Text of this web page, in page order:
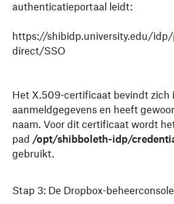
authenticatieportaal leidt:
https://shibidp.university.edu/
direct/SSO
Het X.509-certificaat bevindt zich
aanmeldgegevens en heeft
naam. Voor dit certificaat wordt
pad /opt/shibboleth-idp/
gebruikt.
Stap 3: De Dropbox-